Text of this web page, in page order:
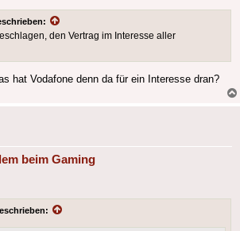
den Vertrag im Interesse aller
hat Vodafone denn da für ein Interesse dran?
beim Gaming